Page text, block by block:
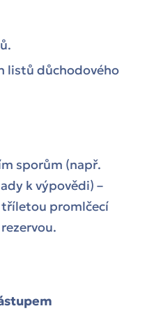
listů důchodového
sporům (např.
k výpovědi) –
promlčecí